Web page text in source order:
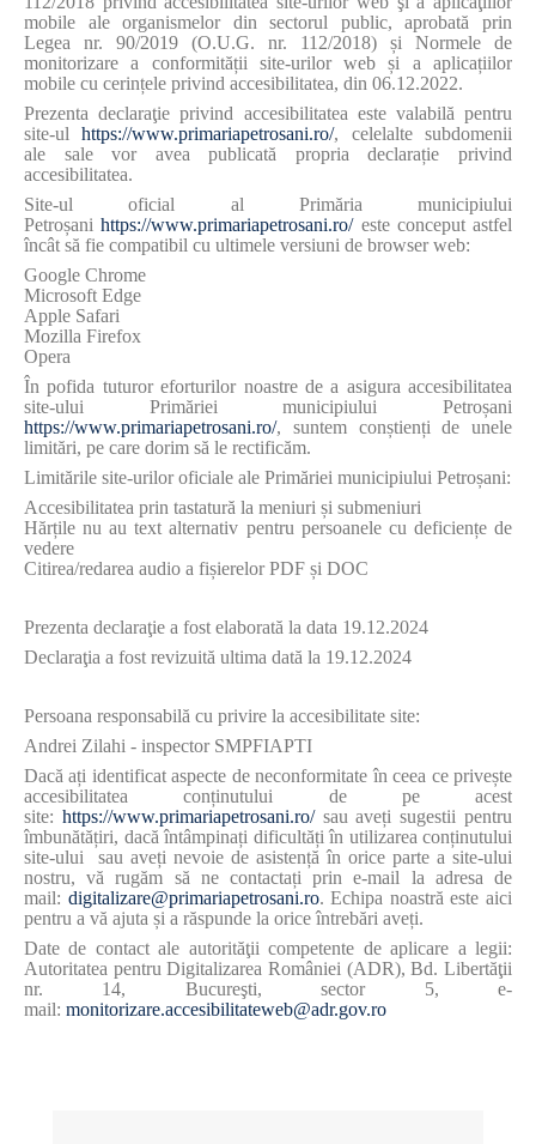
mobile ale organismelor din sectorul public, aprobată prin
Legea nr. 90/2019 (O.U.G. nr. 112/2018) și Normele de
monitorizare a conformității site-urilor web și a aplicațiilor
mobile cu cerințele privind accesibilitatea, din 06.12.2022.
Prezenta declaraţie privind accesibilitatea este valabilă pentru
site-ulhttps://www.primariapetrosani.ro/, celelalte subdomenii
ale sale vor avea publicată propria declarație privind
accesibilitatea.
Site-ul oficial al Primăria municipiului
Petroșani https://www.primariapetrosani.ro/este conceput astfel
încât să fie compatibil cu ultimele versiuni de browser web:
Google Chrome
Microsoft Edge
Apple Safari
Mozilla Firefox
Opera
În pofida tuturor eforturilor noastre de a asigura accesibilitatea
site-ului Primăriei
municipiului Petroșani
https://www.primariapetrosani.ro/, suntem conștienți de unele
limitări, pe care dorim să le rectificăm.
Limitările site-urilor oficiale ale Primăriei municipiului Petroșani:
Accesibilitatea prin tastatură la meniuri și submeniuri
Hărțile nu au text alternativ pentru persoanele cu deficiențe de
vedere
Citirea/redarea audio a fișierelor PDF și DOC
Prezenta declaraţie a fost elaborată la data 19.12.2024
Declaraţia a fost revizuită ultima dată la 19.12.2024
Persoana responsabilă cu privire la accesibilitate site:
Andrei Zilahi - inspector SMPFIAPTI
Dacă ați identificat aspecte de neconformitate în ceea ce privește
accesibilitatea conținutului de pe acest
site: https://www.primariapetrosani.ro/sau aveți sugestii pentru
îmbunătățiri, dacă întâmpinați dificultăți în utilizarea conținutului
site-ului
sau aveți nevoie de asistență în orice parte a site-ului
nostru, vă rugăm să ne contactați prin e-mail la adresa de
mail: digitalizare@primariapetrosani.ro. Echipa noastră este aici
pentru a vă ajuta și a răspunde la orice întrebări aveți.
Date de contact ale autorităţii competente de aplicare a legii:
Autoritatea pentru Digitalizarea României (ADR), Bd. Libertăţii
nr. 14, Bucureşti, sector 5, e-
mail: monitorizare.accesibilitateweb@adr.gov.ro